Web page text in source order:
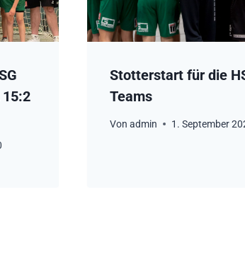
Stotterstart für die
Teams
Von admin 1. September